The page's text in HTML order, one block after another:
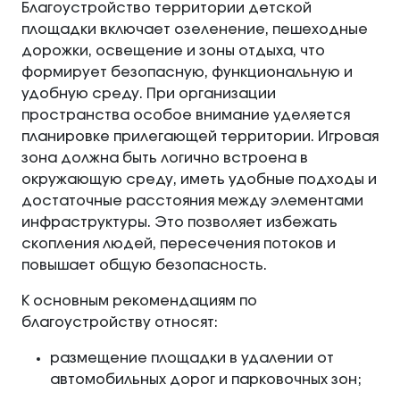
Благоустройство территории детской
площадки включает озеленение, пешеходные
дорожки, освещение и зоны отдыха, что
формирует безопасную, функциональную и
удобную среду. При организации
пространства особое внимание уделяется
планировке прилегающей территории. Игровая
зона должна быть логично встроена в
окружающую среду, иметь удобные подходы и
достаточные расстояния между элементами
инфраструктуры. Это позволяет избежать
скопления людей, пересечения потоков и
повышает общую безопасность.
К основным рекомендациям по
благоустройству относят:
размещение площадки в удалении от
автомобильных дорог и парковочных зон;